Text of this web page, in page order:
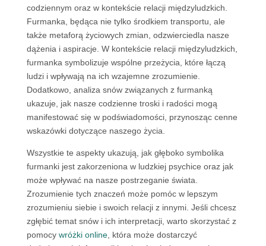
codziennym oraz w kontekście relacji międzyludzkich.
Furmanka, będąca nie tylko środkiem transportu, ale
także metaforą życiowych zmian, odzwierciedla nasze
dążenia i aspiracje. W kontekście relacji międzyludzkich,
furmanka symbolizuje wspólne przeżycia, które łączą
ludzi i wpływają na ich wzajemne zrozumienie.
Dodatkowo, analiza snów związanych z furmanką
ukazuje, jak nasze codzienne troski i radości mogą
manifestować się w podświadomości, przynosząc cenne
wskazówki dotyczące naszego życia.
Wszystkie te aspekty ukazują, jak głęboko symbolika
furmanki jest zakorzeniona w ludzkiej psychice oraz jak
może wpływać na nasze postrzeganie świata.
Zrozumienie tych znaczeń może pomóc w lepszym
zrozumieniu siebie i swoich relacji z innymi. Jeśli chcesz
zgłębić temat snów i ich interpretacji, warto skorzystać z
pomocy wróżki online, która może dostarczyć